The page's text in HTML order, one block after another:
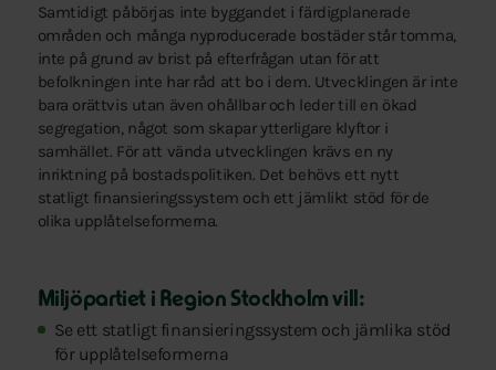
Samtidigt påbörjas inte byggandet i färdigplanerade
områden och många nyproducerade bostäder står tomma,
inte på grund av brist på efterfrågan utan för att
befolkningen inte har råd att bo i dem. Utvecklingen är inte
bara orättvis utan även ohållbar och leder till en ökad
segregation, något som skapar ytterligare klyftor i
samhället. För att vända utvecklingen krävs en ny
inriktning på bostadspolitiken. Det behövs ett nytt
statligt finansieringssystem och ett jämlikt stöd för de
olika upplåtelseformerna.
Miljöpartiet i Region Stockholm vill:
Se ett statligt finansieringssystem och jämlika stöd
för upplåtelseformerna